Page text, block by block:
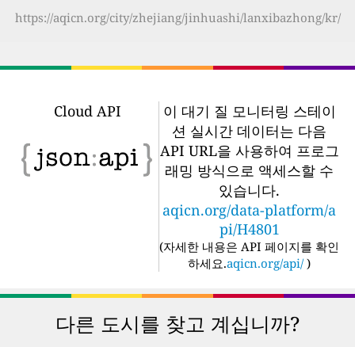
https://aqicn.org/city/zhejiang/jinhuashi/lanxibazhong/kr/
Cloud API
이 대기 질 모니터링 스테이
션 실시간 데이터는 다음
API URL을 사용하여 프로그
래밍 방식으로 액세스할 수
있습니다.
aqicn.org/data-platform/a
pi/H4801
(자세한 내용은 API 페이지를 확인
하세요.aqicn.org/api/ )
다른 도시를 찾고 계십니까?